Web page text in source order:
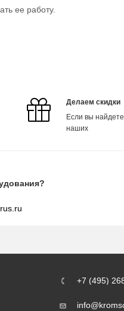
ее работу.
Делаем скидки
Если вы
наших
+7 (495)